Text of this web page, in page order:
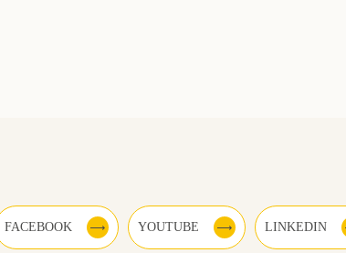
FACEBOOK YOUTUBE LINKEDIN